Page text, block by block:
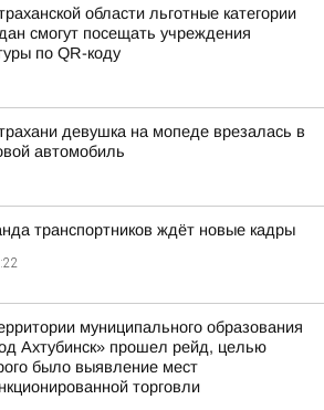
области льготные категории
смогут посещать учреждения
по QR-коду
девушка на мопеде врезалась в
автомобиль
транспортников ждёт новые кадры
муниципального образования
Ахтубинск» прошел рейд, целью
было выявление мест
торговли